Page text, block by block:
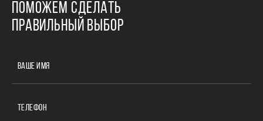
ПОМОЖЕМ СДЕЛАТЬ
ПРАВИЛЬНЫЙ ВЫБОР
ВАШЕ ИМЯ
ТЕЛЕФОН